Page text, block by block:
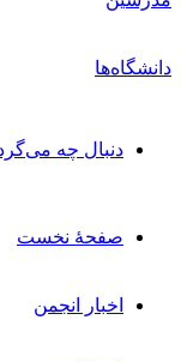
دنبال چه
صفحۀ نخست
اخبار انجمن